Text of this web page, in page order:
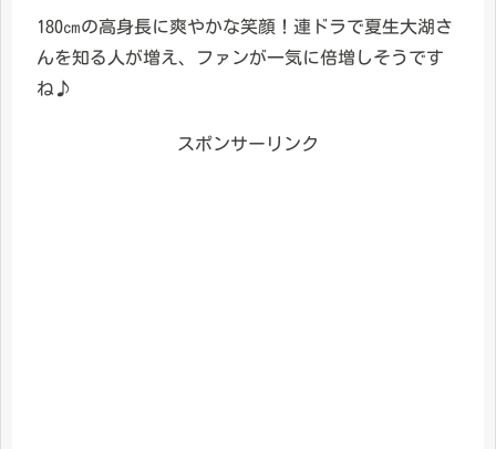
180㎝の高身長に爽やかな笑顔！連ドラで夏生大湖さ
んを知る人が増え、ファンが一気に倍増しそうです
ね♪
スポンサーリンク